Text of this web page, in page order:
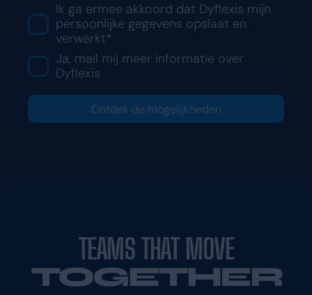
Ik ga ermee akkoord dat Dyflexis mijn
persoonlijke gegevens opslaat en
verwerkt*
Ja, mail mij meer informatie over
Dyflexis
Ontdek de mogelijkheden
TEAMS THAT MOVE
TOGETHER